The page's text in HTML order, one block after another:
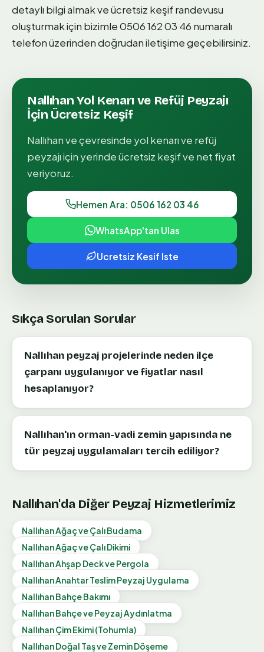
detaylı bilgi almak ve ücretsiz keşif randevusu
oluşturmak için bizimle 0506 162 03 46 numaralı
telefon üzerinden doğrudan iletişime geçebilirsiniz.
NallıhanYol Kenarı ve Refüj Peyzajı
İçin Ücretsiz Keşif
Nallıhanve çevresinde yol kenarı ve refüj
peyzajıiçin yerinde ücretsiz keşif ve net fiyat
veriyoruz.
Hemen Ara: 0506 162 03 46
WhatsApp'tan Ulas
Ucretsiz Kesif Iste
Sıkça Sorulan Sorular
Nallıhan peyzaj projelerinde neden ilçe
çarpanı uygulanıyor ve fiyatlar nasıl
hesaplanıyor?
Nallıhan'ın orman-vadi zemin yapısında ne
tür peyzaj uygulamaları tercih ediliyor?
Nallıhan'da Diğer Peyzaj Hizmetlerimiz
NallıhanAğaç ve Çalı Budama
NallıhanAğaç ve Çalı Dikimi
NallıhanAhşap Deck ve Pergola
NallıhanAnahtar Teslim Peyzaj Uygulama
NallıhanBahçe Bakımı
NallıhanBahçe ve Peyzaj Aydınlatma
NallıhanÇim Ekimi (Tohumla)
NallıhanDoğal Taş ve Zemin Döşeme